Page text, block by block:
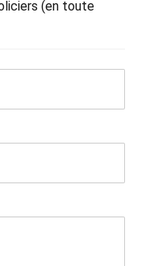
(en toute